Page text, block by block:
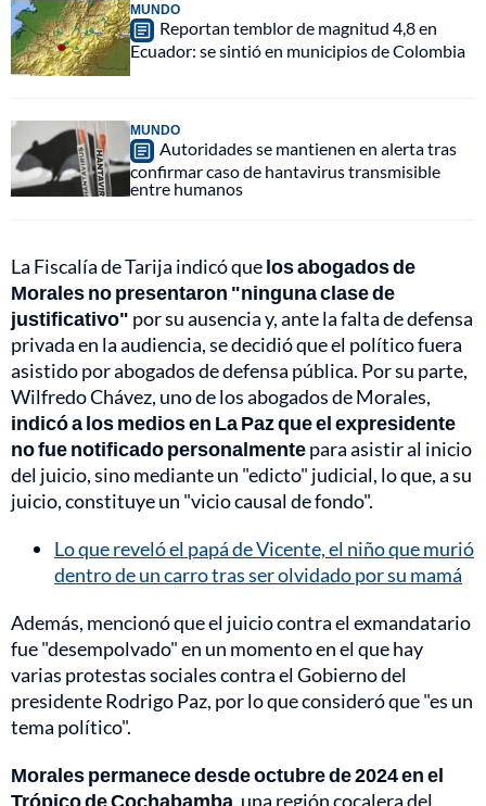
MUNDO
Reportan temblor de magnitud 4,8 en
Ecuador: se sintió en municipios de Colombia
MUNDO
Autoridades se mantienen en alerta tras
confirmar caso de hantavirus transmisible
entre humanos
La Fiscalía de Tarija indicó quelos abogados de
Morales no presentaron "ninguna clase de
justificativo" por su ausencia y, ante la falta de defensa
privada en la audiencia, se decidió que el político fuera
asistido por abogados de defensa pública. Por su parte,
Wilfredo Chávez, uno de los abogados de Morales,
indicó a los medios en La Paz que el expresidente
no fue notificado personalmentepara asistir al inicio
del juicio, sino mediante un "edicto" judicial, lo que, a su
juicio, constituye un "vicio causal de fondo".
Lo que reveló el papá de Vicente, el niño que murió
dentro de un carro tras ser olvidado por su mamá
Además, mencionó que el juicio contra el exmandatario
fue "desempolvado" en un momento en el que hay
varias protestas sociales contra el Gobierno del
presidente Rodrigo Paz, por lo que consideró que "es un
tema político".
Morales permanece desde octubre de 2024 en el
Trópico de Cochabamba , una región cocalera del